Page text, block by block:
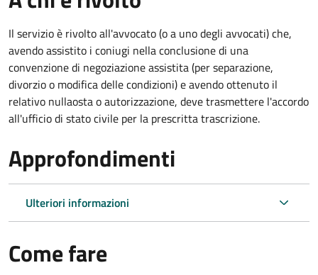
Il servizio è rivolto all'avvocato (o a uno degli avvocati) che,
avendo assistito i coniugi nella conclusione di una
convenzione di negoziazione assistita (per separazione,
divorzio o modifica delle condizioni) e avendo ottenuto il
relativo nullaosta o autorizzazione, deve trasmettere l'accordo
all'ufficio di stato civile per la prescritta trascrizione.
Approfondimenti
Ulteriori informazioni
Come fare